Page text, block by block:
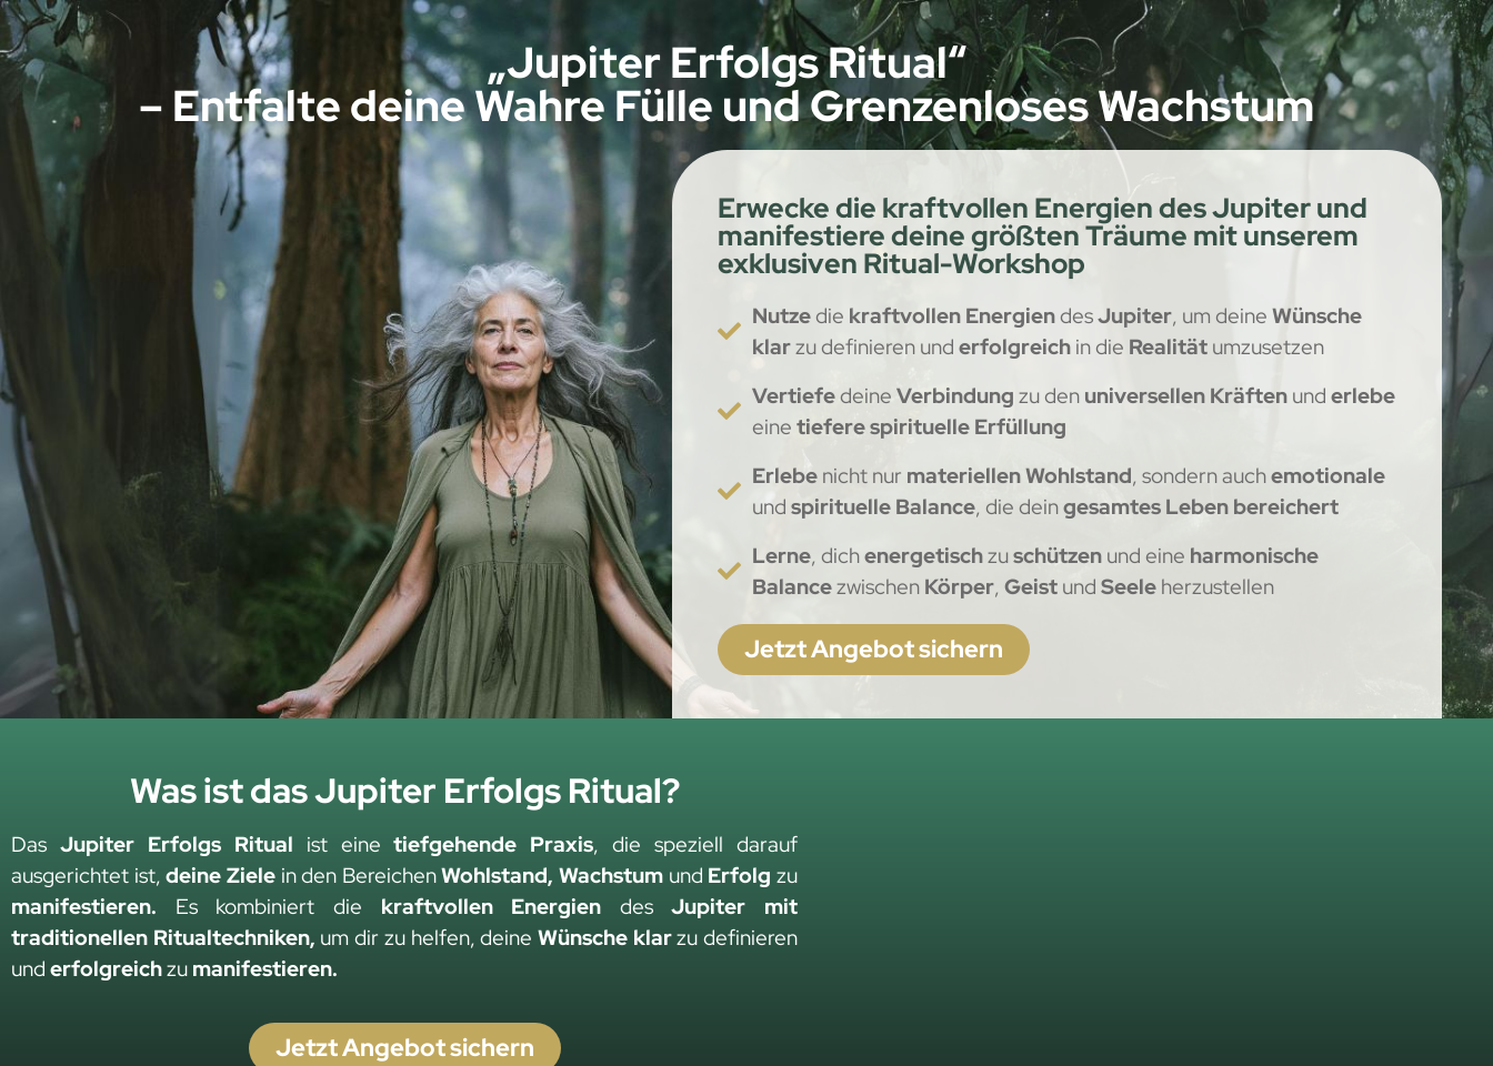
„Jupiter Erfolgs Ritual“
– Entfalte deine Wahre Fülle und Grenzenloses Wachstum
Erwecke die kraftvollen Energien des Jupiter und
manifestiere deine größten Träume mit unserem
exklusiven Ritual-Workshop
Nutzedie kraftvollen EnergiendesJupiter, um deineWünsche
klarzu definieren underfolgreichin die Realitätumzusetzen
VertiefedeineVerbindungzu denuniversellen Kräftenunderlebe
einetiefere spirituelle Erfüllung
Erlebenicht nur materiellen Wohlstand, sondern auchemotionale
undspirituelle Balance, die deingesamtes Leben bereichert
Lerne, dichenergetischzuschützenund eine harmonische
BalancezwischenKörper, GeistundSeeleherzustellen
Jetzt Angebot sichern
Was ist das Jupiter Erfolgs Ritual?
Das Jupiter Erfolgs Ritual ist einetiefgehende Praxis, die speziell darauf
ausgerichtet ist,deine Zielein den BereichenWohlstand, Wachstum und Erfolg zu
manifestieren. Es kombiniert die kraftvollen Energien desJupiter
mit
traditionellen Ritualtechniken, um dir zu helfen, deine Wünsche klarzu definieren
und erfolgreichzu manifestieren.
Jetzt Angebot sichern